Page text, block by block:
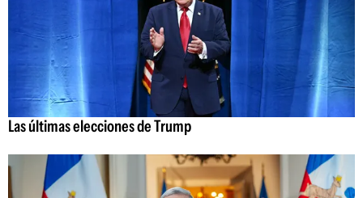
Las últimas elecciones de Trump